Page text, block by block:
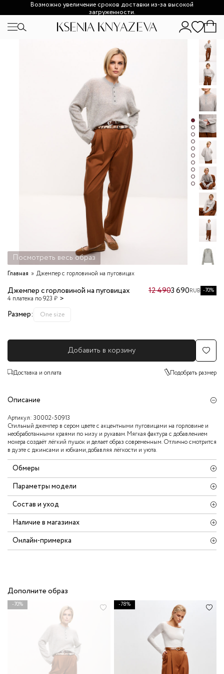
Возможно увеличение сроков доставки из-за высокой
загруженности.
Посмотреть весь образ
Главная Джемпер с горловиной на пуговицах
Джемпер с горловиной на пуговицах
4 платежа по 923 ₽
12 4903 690RUB -70%
Размер: One size
Добавить в корзину
Доставка и оплата Подобрать размер
Описание
Артикул: 30002-50913
Стильный джемпер в сером цвете с акцентными пуговицами на горловине и
необработанными краями по низу и рукавам. Мягкая фактура с добавлением
мохера создаёт лёгкий пушок и делает образ современным. Отлично смотрится
в дуэте с джинсами и юбками, добавляя лёгкости и уюта.
Обмеры
Параметры модели
Состав и уход
Наличие в магазинах
Онлайн-примерка
Дополните образ
-70% -78%